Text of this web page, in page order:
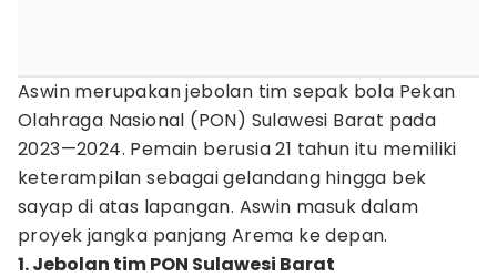
Aswin merupakan jebolan tim sepak bola Pekan
Olahraga Nasional (PON) Sulawesi Barat pada
2023—2024. Pemain berusia 21 tahun itu memiliki
keterampilan sebagai gelandang hingga bek
sayap di atas lapangan. Aswin masuk dalam
proyek jangka panjang Arema ke depan.
1. Jebolan tim PON Sulawesi Barat